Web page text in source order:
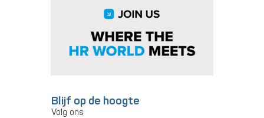
Blijf op de hoogte
Volg ons